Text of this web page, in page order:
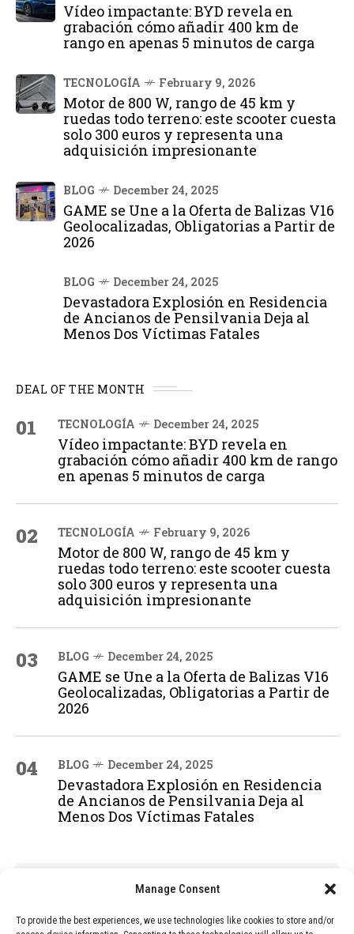
Manage Consent
To provide the best experiences, we use technologies like cookies to store and/or
Vídeo impactante: BYD revela en
grabación cómo añadir 400 km de
rango en apenas 5 minutos de carga
TECNOLOGÍA February 9, 2026
Motor de 800 W, rango de 45 km y
ruedas todo terreno: este scooter cuesta
solo 300 euros y representa una
adquisición impresionante
BLOG December 24, 2025
GAME se Une a la Oferta de Balizas V16
Geolocalizadas, Obligatorias a Partir de
2026
BLOG December 24, 2025
Devastadora Explosión en Residencia
de Ancianos de Pensilvania Deja al
Menos Dos Víctimas Fatales
DEAL OF THE MONTH
01 TECNOLOGÍA December 24, 2025
Vídeo impactante: BYD revela en
grabación cómo añadir 400 km de rango
en apenas 5 minutos de carga
02 TECNOLOGÍA February 9, 2026
Motor de 800 W, rango de 45 km y
ruedas todo terreno: este scooter cuesta
solo 300 euros y representa una
adquisición impresionante
03 BLOG December 24, 2025
GAME se Une a la Oferta de Balizas V16
Geolocalizadas, Obligatorias a Partir de
2026
04 BLOG December 24, 2025
Devastadora Explosión en Residencia
de Ancianos de Pensilvania Deja al
Menos Dos Víctimas Fatales